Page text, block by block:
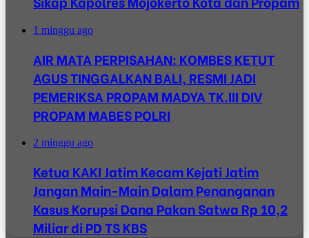
1 minggu ago
AIR MATA PERPISAHAN: KOMBES KETUT
AGUS TINGGALKAN BALI, RESMI JADI
PEMERIKSA PROPAM MADYA TK.III DIV
PROPAM MABES POLRI
2 minggu ago
Ketua KAKI Jatim Kecam Kejati Jatim
Jangan Main-Main Dalam Penanganan
Kasus Korupsi Dana Pakan Satwa Rp 10,2
Miliar di PD TS KBS